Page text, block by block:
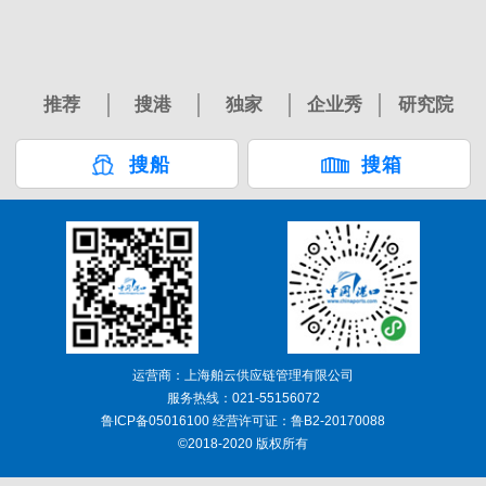
推荐 搜港 独家 企业秀 研究院
搜船 搜箱
运营商：上海舶云供应链管理有限公司
服务热线：021-55156072
鲁ICP备05016100 经营许可证：鲁B2-20170088
©2018-2020 版权所有